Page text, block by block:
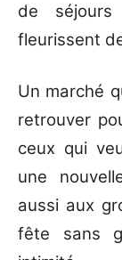
de
fleurissent
Un marché
retrouver
ceux qui
une
aussi aux
fête sans